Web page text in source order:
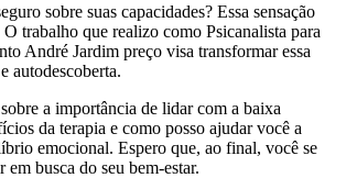
sobre suas capacidades? Essa sensação
trabalho que realizo como Psicanalista para
André Jardim preço visa transformar essa
autodescoberta.
a importância de lidar com a baixa
da terapia e como posso ajudar você a
emocional. Espero que, ao final, você se
busca do seu bem-estar.